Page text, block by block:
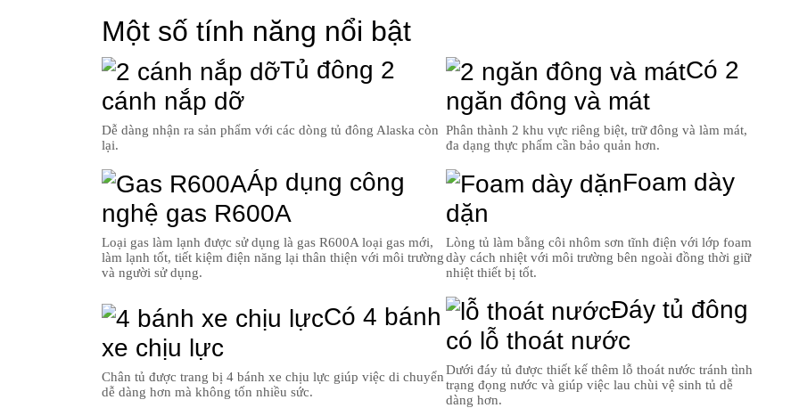
Một số tính năng nổi bật
Tủ đông 2
cánh nắp dỡ
Dễ dàng nhận ra sản phẩm với các dòng tủ đông Alaska còn
lại.
Có 2
ngăn đông và mát
Phân thành 2 khu vực riêng biệt, trữ đông và làm mát,
đa dạng thực phẩm cần bảo quản hơn.
Áp dụng công
nghệ gas R600A
Loại gas làm lạnh được sử dụng là gas R600A loại gas mới,
làm lạnh tốt, tiết kiệm điện năng lại thân thiện với môi trường
và người sử dụng.
Foam dày
dặn
Lòng tủ làm bằng côi nhôm sơn tĩnh điện với lớp foam
dày cách nhiệt với môi trường bên ngoài đồng thời giữ
nhiệt thiết bị tốt.
Có 4 bánh
xe chịu lực
Chân tủ được trang bị 4 bánh xe chịu lực giúp việc di chuyển
dễ dàng hơn mà không tốn nhiều sức.
Đáy tủ đông
có lỗ thoát nước
Dưới đáy tủ được thiết kế thêm lỗ thoát nước tránh tình
trạng đọng nước và giúp việc lau chùi vệ sinh tủ dễ
dàng hơn.